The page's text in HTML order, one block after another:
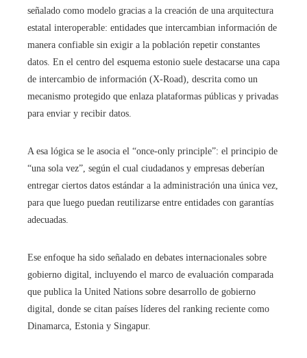
señalado como modelo gracias a la creación de una arquitectura
estatal interoperable: entidades que intercambian información de
manera confiable sin exigir a la población repetir constantes
datos. En el centro del esquema estonio suele destacarse una capa
de intercambio de información (X-Road), descrita como un
mecanismo protegido que enlaza plataformas públicas y privadas
para enviar y recibir datos.
A esa lógica se le asocia el “once-only principle”: el principio de
“una sola vez”, según el cual ciudadanos y empresas deberían
entregar ciertos datos estándar a la administración una única vez,
para que luego puedan reutilizarse entre entidades con garantías
adecuadas.
Ese enfoque ha sido señalado en debates internacionales sobre
gobierno digital, incluyendo el marco de evaluación comparada
que publica la United Nations sobre desarrollo de gobierno
digital, donde se citan países líderes del ranking reciente como
Dinamarca, Estonia y Singapur.